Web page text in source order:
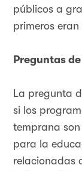
públicos a
primeros
Preguntas
La pregunta
si los
temprana
para la
relacionadas